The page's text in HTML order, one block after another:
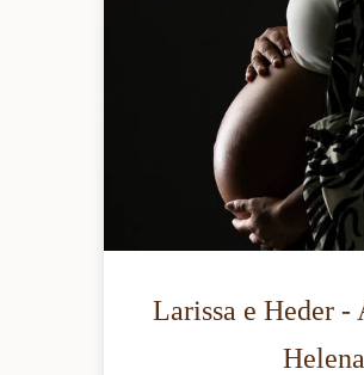
Larissa e Heder -
Helena